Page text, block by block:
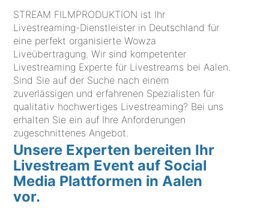
STREAM FILMPRODUKTION ist Ihr
Livestreaming-Dienstleister in Deutschland für
eine perfekt organisierte Wowza
Liveübertragung. Wir sind kompetenter
Livestreaming Experte für Livestreams bei Aalen.
Sind Sie auf der Suche nach einem
zuverlässigen und erfahrenen Spezialisten für
qualitativ hochwertiges Livestreaming? Bei uns
erhalten Sie ein auf Ihre Anforderungen
zugeschnittenes Angebot.
Unsere Experten bereiten Ihr
Livestream Event auf Social
Media Plattformen in Aalen
vor.